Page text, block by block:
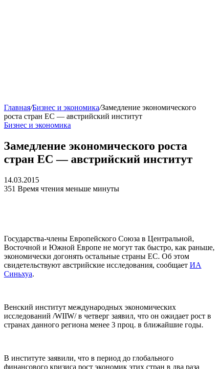
Главная/Бизнес и экономика/Замедление экономического
роста стран ЕС — австрийский институт
Бизнес и экономика
Замедление экономического роста
стран ЕС — австрийский институт
14.03.2015
351 Время чтения меньше минуты
Государства-члены Европейского Союза в Центральной,
Восточной и Южной Европе не могут так быстро, как раньше,
экономически догонять остальные страны ЕС. Об этом
свидетельствуют австрийские исследования, сообщает ИА
Синьхуа.
Венский институт международных экономических
исследований /WIIW/ в четверг заявил, что он ожидает рост в
странах данного региона менее 3 проц. в ближайшие годы.
В институте заявили, что в период до глобального
финансового кризиса рост экономик этих стран в два раза